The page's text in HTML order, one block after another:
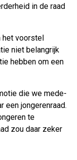
in de raad
het voorstel
niet belangrijk
hebben om een
die we mede-
een jongerenraad.
te
zou daar zeker